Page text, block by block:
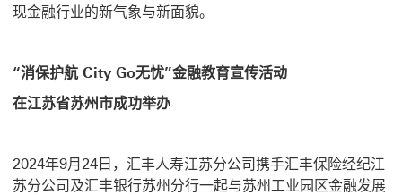
现金融行业的新气象与新面貌。
“消保护航 City Go无忧”金融教育宣传活动
在江苏省苏州市成功举办
2024年9月24日，汇丰人寿江苏分公司携手汇丰保险经纪江
苏分公司及汇丰银行苏州分行一起与苏州工业园区金融发展